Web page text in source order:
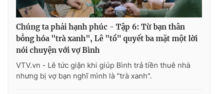
Chúng ta phải hạnh phúc - Tập 6: Từ bạn thân
bỗng hóa "trà xanh", Lê "tồ" quyết ba mặt một lời
nói chuyện với vợ Bình
VTV.vn - Lê tức giận khi giúp Bình trả tiền thuê nhà
nhưng bị vợ bạn nghĩ mình là "trà xanh".